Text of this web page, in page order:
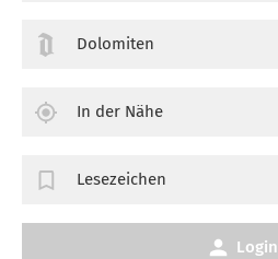
Dolomiten
In der Nähe
Lesezeichen
Login